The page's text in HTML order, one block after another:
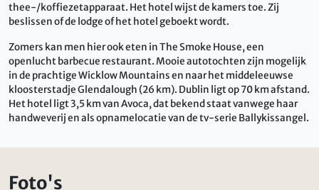
thee-/koffiezetapparaat. Het hotel wijst de kamers toe. Zij
beslissen of de lodge of het hotel geboekt wordt.
Zomers kan men hier ook eten in The Smoke House, een
openlucht barbecue restaurant. Mooie autotochten zijn mogelijk
in de prachtige Wicklow Mountains en naar het middeleeuwse
kloosterstadje Glendalough (26 km). Dublin ligt op 70 km afstand.
Het hotel ligt 3,5 km van Avoca, dat bekend staat vanwege haar
handweverij en als opnamelocatie van de tv-serie Ballykissangel.
Foto's